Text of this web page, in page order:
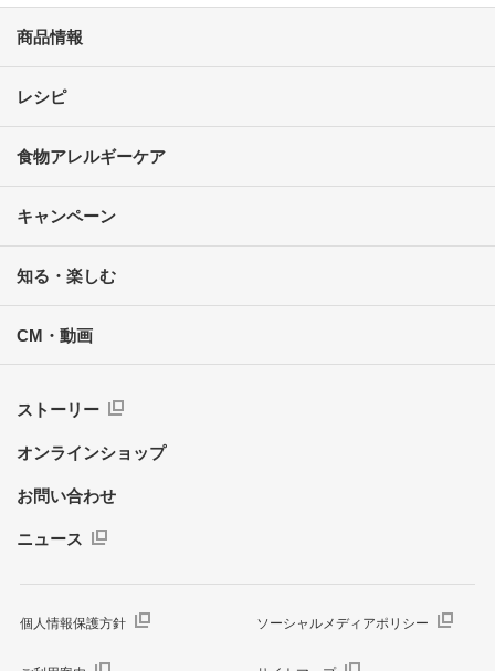
商品情報
レシピ
食物アレルギーケア
キャンペーン
知る・楽しむ
CM・動画
ストーリー
オンラインショップ
お問い合わせ
ニュース
個人情報保護方針 ソーシャルメディアポリシー